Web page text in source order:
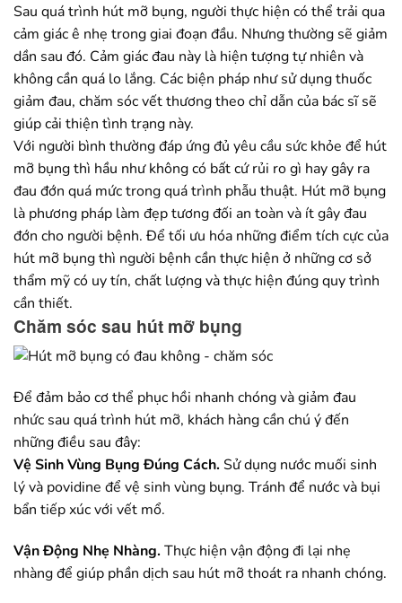
Sau quá trình hút mỡ bụng, người thực hiện có thể trải qua
cảm giác ê nhẹ trong giai đoạn đầu. Nhưng thường sẽ giảm
dần sau đó. Cảm giác đau này là hiện tượng tự nhiên và
không cần quá lo lắng. Các biện pháp như sử dụng thuốc
giảm đau, chăm sóc vết thương theo chỉ dẫn của bác sĩ sẽ
giúp cải thiện tình trạng này.
Với người bình thường đáp ứng đủ yêu cầu sức khỏe để hút
mỡ bụng thì hầu như không có bất cứ rủi ro gì hay gây ra
đau đớn quá mức trong quá trình phẫu thuật. Hút mỡ bụng
là phương pháp làm đẹp tương đối an toàn và ít gây đau
đớn cho người bệnh. Để tối ưu hóa những điểm tích cực của
hút mỡ bụng thì người bệnh cần thực hiện ở những cơ sở
thẩm mỹ có uy tín, chất lượng và thực hiện đúng quy trình
cần thiết.
Chăm sóc sau hút mỡ bụng
Để đảm bảo cơ thể phục hồi nhanh chóng và giảm đau
nhức sau quá trình hút mỡ, khách hàng cần chú ý đến
những điều sau đây:
Vệ Sinh Vùng Bụng Đúng Cách.Sử dụng nước muối sinh
lý và povidine để vệ sinh vùng bụng. Tránh để nước và bụi
bẩn tiếp xúc với vết mổ.
Vận Động Nhẹ Nhàng.Thực hiện vận động đi lại nhẹ
nhàng để giúp phần dịch sau hút mỡ thoát ra nhanh chóng.